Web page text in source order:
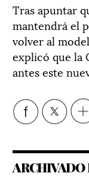
Tras apuntar
mantendrá el
volver al
explicó que la
antes este
ARCHIVADO